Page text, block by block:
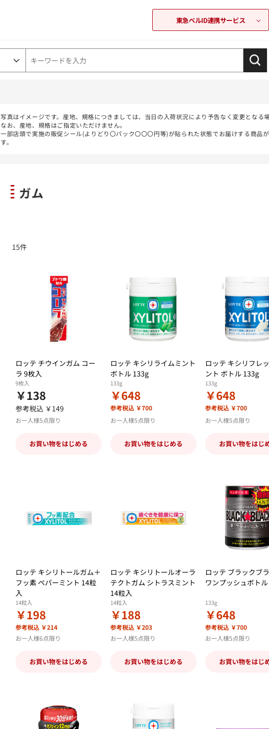
東急ベルID連携サービス
写真はイメージです。産地、規格につきましては、当日の入荷状況により予告なく変更となる場
なお、産地、規格はご指定いただけません。
一部店頭で実施の販促シール(よりどり〇パック〇〇〇円等)が貼られた状態でお届けする商品
す。
ガム
15件
ロッテ チウインガム コー
ラ 9枚入
9枚入
￥138
参考税込 ￥149
お一人様5点限り
お買い物をはじめる
ロッテ キシリライムミント
ボトル 133g
133g
￥648
参考税込 ￥700
お一人様5点限り
お買い物をはじめる
ロッテ キシリフレ
ント ボトル 133g
133g
￥648
参考税込 ￥700
お一人様5点限り
お買い物をはじ
ロッテ キシリトールガム＋
フッ素 ペパーミント 14粒
入
14粒入
￥198
参考税込 ￥214
お一人様6点限り
お買い物をはじめる
ロッテ キシリトールオーラ
テクトガム シトラスミント
14粒入
14粒入
￥188
参考税込 ￥203
お一人様5点限り
お買い物をはじめる
ロッテ ブラックブ
ワンプッシュボト
133g
￥648
参考税込 ￥700
お一人様5点限り
お買い物をはじ